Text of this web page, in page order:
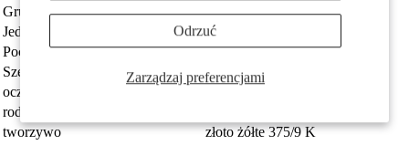
Zarządzaj preferencjami
Odrzuć
Grupa docelowa
Mężczyźni
Jednostka
sztuka
Pochodzenie
Made in Germany
Szerokość
16 mm
oczko przyczepy
rodzaj biżuterii
tworzywo
złoto żółte 375/9 K